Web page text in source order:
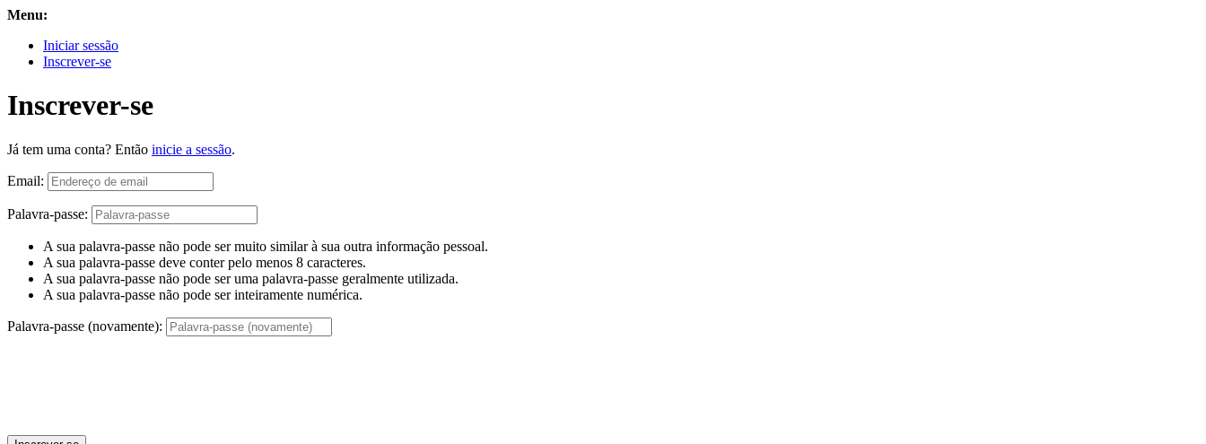
Menu:
Iniciar sessão
Inscrever-se
Inscrever-se
Já tem uma conta? Então inicie a sessão.
Email:
Palavra-passe:
A sua palavra-passe não pode ser muito similar à sua outra informação pessoal.
A sua palavra-passe deve conter pelo menos 8 caracteres.
A sua palavra-passe não pode ser uma palavra-passe geralmente utilizada.
A sua palavra-passe não pode ser inteiramente numérica.
Palavra-passe (novamente):